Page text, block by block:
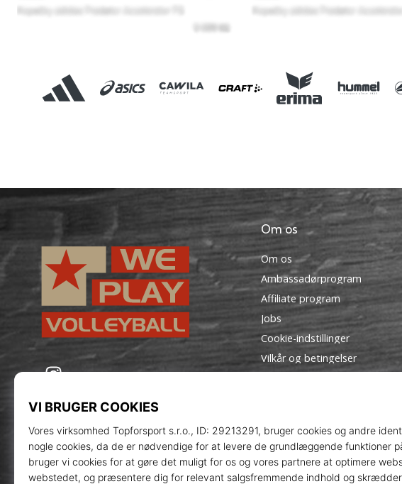
WePlayVolleyball.dk
Instagram
Om os
Om os
Ambassadørprogram
Affiliate program
Jobs
Cookie-indstillinger
Vilkår og betingelser